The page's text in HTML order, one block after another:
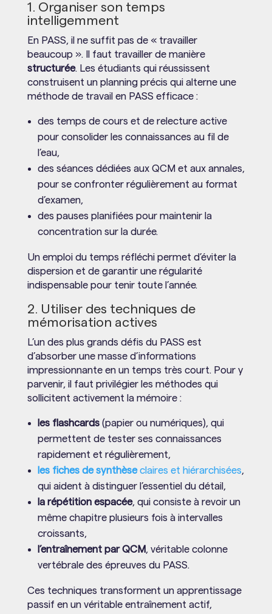
1. Organiser son temps
intelligemment
En PASS, il ne suffit pas de « travailler
beaucoup ». Il faut travailler de manière
structurée. Les étudiants qui réussissent
construisent un planning précis qui alterne une
méthode de travail en PASS efficace :
des temps de cours et de relecture active
pour consolider les connaissances au fil de
l’eau,
des séances dédiées aux QCM et aux annales,
pour se confronter régulièrement au format
d’examen,
des pauses planifiées pour maintenir la
concentration sur la durée.
Un emploi du temps réfléchi permet d’éviter la
dispersion et de garantir une régularité
indispensable pour tenir toute l’année.
2. Utiliser des techniques de
mémorisation actives
L’un des plus grands défis du PASS est
d’absorber une masse d’informations
impressionnante en un temps très court. Pour y
parvenir, il faut privilégier les méthodes qui
sollicitent activement la mémoire :
les flashcards(papier ou numériques), qui
permettent de tester ses connaissances
rapidement et régulièrement,
les fiches de synthèseclaires et hiérarchisées,
qui aident à distinguer l’essentiel du détail,
la répétition espacée, qui consiste à revoir un
même chapitre plusieurs fois à intervalles
croissants,
l’entraînement par QCM, véritable colonne
vertébrale des épreuves du PASS.
Ces techniques transforment un apprentissage
passif en un véritable entraînement actif,